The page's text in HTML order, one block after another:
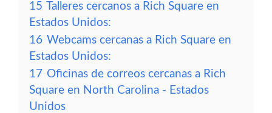
15 Talleres cercanos a Rich Square en
Estados Unidos:
16 Webcams cercanas a Rich Square en
Estados Unidos:
17 Oficinas de correos cercanas a Rich
Square en North Carolina - Estados
Unidos